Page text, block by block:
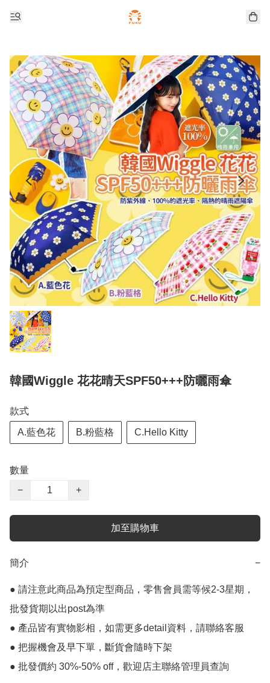
韓國Wiggle 花花晴天SPF50+++防曬雨傘
款式
A.藍色花 B.粉藍格 C.Hello Kitty
數量
−
+
加至購物車
簡介 −
● 請注意此商品為預定型商品，零售會員需等候2-3星期，
批發貨期以出post為準
● 產品皆有實物影相，如需更多detail資料，請聯絡客服
● 把握機會及早下單，斷貨會隨時下架
● 批發價約 30%-50% off，歡迎店主聯絡管理員查詢